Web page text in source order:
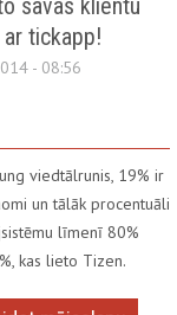
tickapp!
- 08:56
viedtālrunis, 19% ir
un tālāk procentuāli
līmenī 80%
kas lieto Tizen.